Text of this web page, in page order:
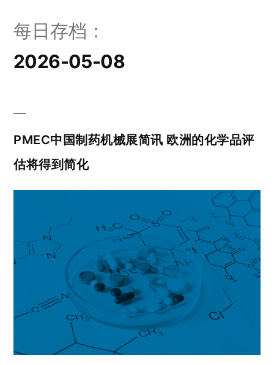
每日存档：
2026-05-08
PMEC中国制药机械展简讯 欧洲的化学品评
估将得到简化